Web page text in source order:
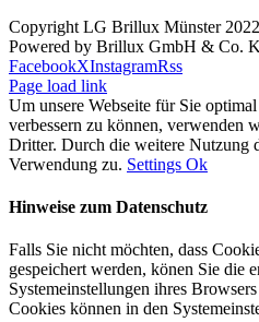
Copyright LG Brillux Münster
Powered by Brillux GmbH & Co.
FacebookXInstagramRss
Page load link
Um unsere Webseite für Sie
verbessern zu können, verwenden
Dritter. Durch die weitere Nutzung
Verwendung zu. Settings Ok
Hinweise zum Datenschutz
Falls Sie nicht möchten, dass
gespeichert werden, könen Sie die
Systemeinstellungen ihres
Cookies können in den